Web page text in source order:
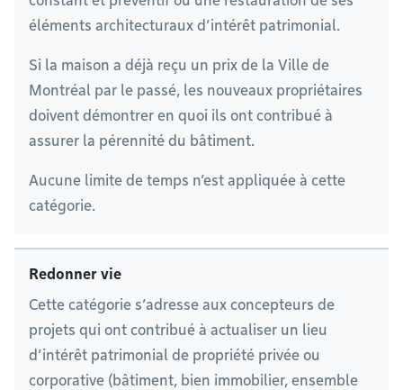
éléments architecturaux d’intérêt patrimonial.
Si la maison a déjà reçu un prix de la Ville de
Montréal par le passé, les nouveaux propriétaires
doivent démontrer en quoi ils ont contribué à
assurer la pérennité du bâtiment.
Aucune limite de temps n’est appliquée à cette
catégorie.
Redonner vie
Cette catégorie s’adresse aux concepteurs de
projets qui ont contribué à actualiser un lieu
d’intérêt patrimonial de propriété privée ou
corporative (bâtiment, bien immobilier, ensemble